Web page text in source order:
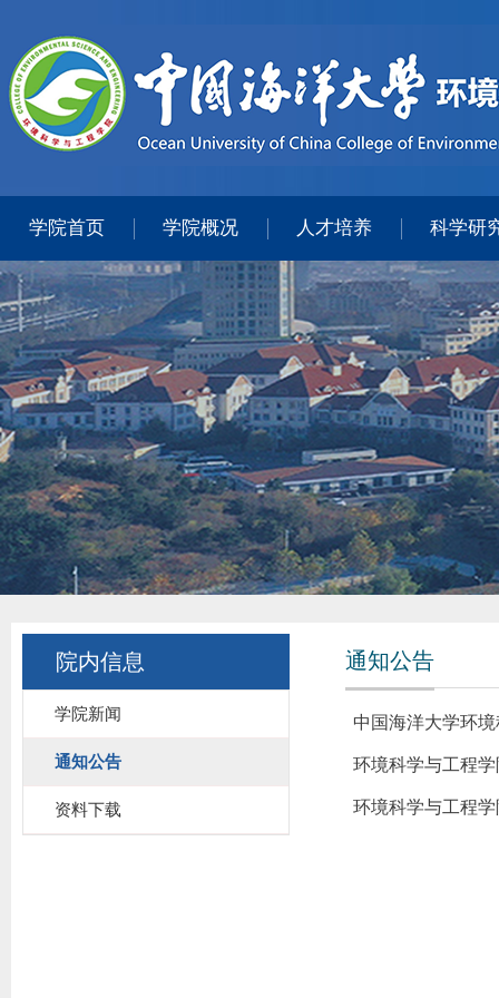
学院首页 学院概况 人才培养 科学研
院内信息
学院新闻
通知公告
资料下载
通知公告
中国海洋大学环
环境科学与工程
环境科学与工程